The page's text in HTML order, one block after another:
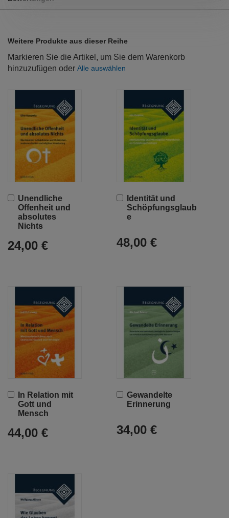
Weitere Produkte aus dieser Reihe
Markieren Sie die Artikel, um Sie dem Warenkorb
hinzuzufügen oder Alle auswählen
Unendliche
Offenheit und
absolutes
Nichts
24,00 €
In
den
Warenkorb
Identität und
Schöpfungsglaub
e
48,00 €
In
den
Warenkorb
In Relation mit
Gott und
Mensch
44,00 €
In
den
Warenkorb
Gewandelte
Erinnerung
34,00 €
In
den